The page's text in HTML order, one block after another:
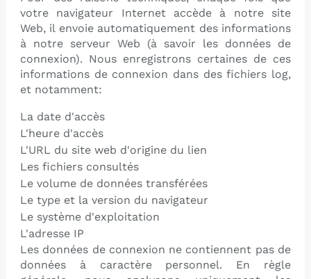
votre navigateur Internet accède à notre site
Web, il envoie automatiquement des informations
à notre serveur Web (à savoir les données de
connexion). Nous enregistrons certaines de ces
informations de connexion dans des fichiers log,
et notamment:
La date d'accès
L'heure d'accès
L'URL du site web d'origine du lien
Les fichiers consultés
Le volume de données transférées
Le type et la version du navigateur
Le système d'exploitation
L'adresse IP
Les données de connexion ne contiennent pas de
données à caractère personnel. En règle